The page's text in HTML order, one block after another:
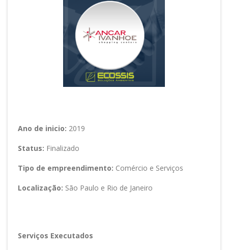
Ano de inicio: 2019
Status: Finalizado
Tipo de empreendimento: Comércio e Serviços
Localização: São Paulo e Rio de Janeiro
Serviços Executados